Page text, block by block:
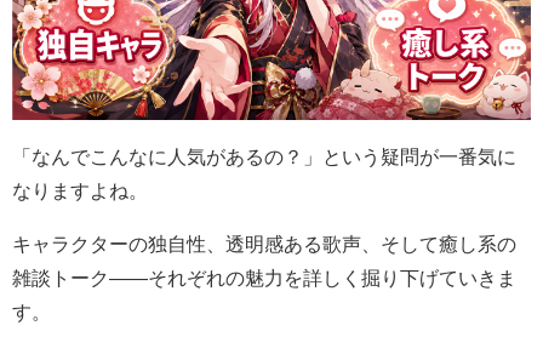
「なんでこんなに人気があるの？」という疑問が一番気に
なりますよね。
キャラクターの独自性、透明感ある歌声、そして癒し系の
雑談トーク——それぞれの魅力を詳しく掘り下げていきま
す。